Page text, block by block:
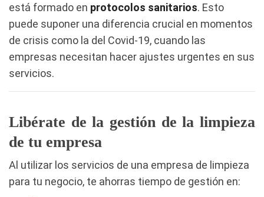
está formado en protocolos sanitarios. Esto
puede suponer una diferencia crucial en momentos
de crisis como la del Covid-19, cuando las
empresas necesitan hacer ajustes urgentes en sus
servicios.
Libérate de la gestión de la limpieza
de tu empresa
Al utilizar los servicios de una empresa de limpieza
para tu negocio, te ahorras tiempo de gestión en: